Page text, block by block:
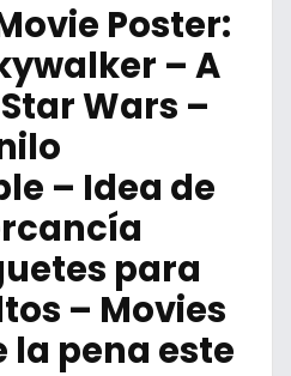
Poster:
– A
Wars –
– Idea de
para
– Movies
la pena este